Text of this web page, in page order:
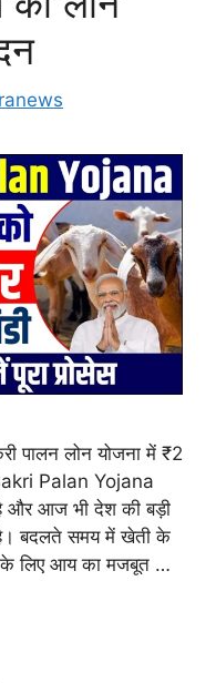
पालन लोन योजना में ₹2
Palan Yojana
और आज भी देश की बड़ी
है। बदलते समय में खेती के
के लिए आय का मजबूत …